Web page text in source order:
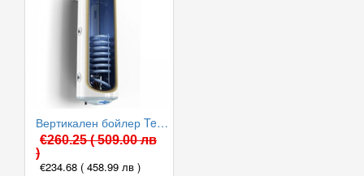
Вертикален бойлер Tesy GCVSL 8038 30 B12 TSRP с лява серпентина
€260.25( 509.00 лв
)
€234.68 ( 458.99 лв )